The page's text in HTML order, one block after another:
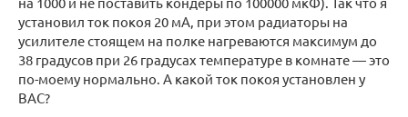
установил ток покоя 20 мА, при этом радиаторы на
усилителе стоящем на полке нагреваются максимум до
38 градусов при 26 градусах температуре в комнате — это
по-моему нормально. А какой ток покоя установлен у
ВАС?